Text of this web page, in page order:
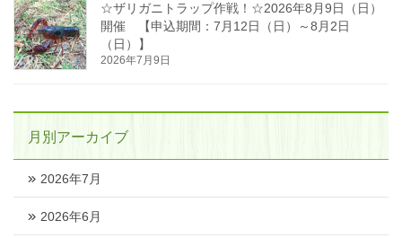
☆ザリガニトラップ作戦！☆2026年8月9日（日）
開催 【申込期間：7月12日（日）～8月2日
（日）】
2026年7月9日
月別アーカイブ
2026年7月
2026年6月